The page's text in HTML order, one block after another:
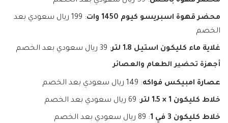
محضر قهوة اسبريسو كيوم 1450 وات
: 199 ريال سعودي بعد
الخصم
غلاية ماء كليكون استيل 1.8 لتر : 39 ريال سعودي بعد الخصم
أجهزة تحضير الطعام والعصائر
عصارة امبيكس فواكه: 149 ريال سعودي بعد الخصم
خلاط كليكون 1 × 1.5 لتر : 69 ريال سعودي بعد الخصم
خلاط كليكون 3 في 1 : 89 ريال سعودي بعد الخصم